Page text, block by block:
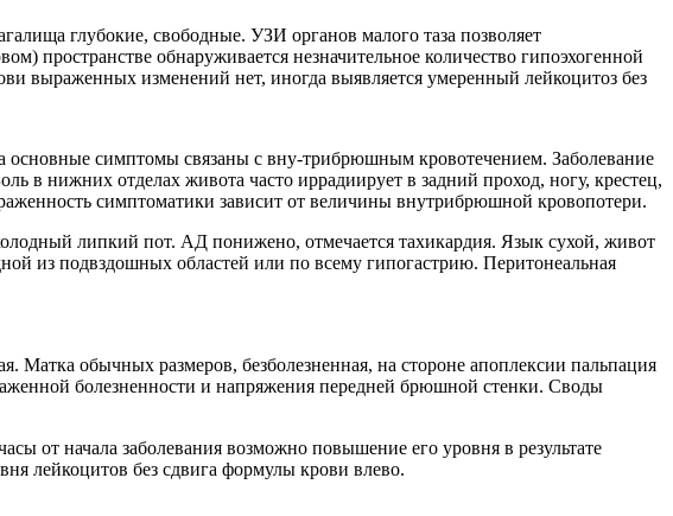
глубокие, свободные. УЗИ органов малого таза позволяет
пространстве обнаруживается незначительное количество гипоэхогенной
выраженных изменений нет, иногда выявляется умеренный лейкоцитоз без
основные симптомы связаны с вну-трибрюшным кровотечением. Заболевание
в нижних отделах живота часто иррадиирует в задний проход, ногу, крестец,
симптоматики зависит от величины внутрибрюшной кровопотери.
липкий пот. АД понижено, отмечается тахикардия. Язык сухой, живот
из подвздошных областей или по всему гипогастрию. Перитонеальная
Матка обычных размеров, безболезненная, на стороне апоплексии пальпация
болезненности и напряжения передней брюшной стенки. Своды
от начала заболевания возможно повышение его уровня в результате
лейкоцитов без сдвига формулы крови влево.